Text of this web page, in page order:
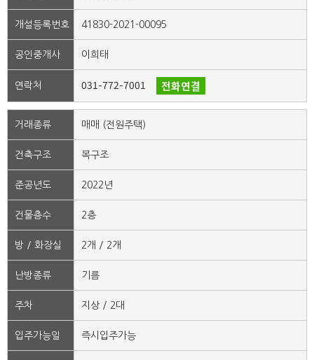
개설등록번호 41830-2021-00095
공인중개사 이희태
연락처 031-772-7001 전화연결
거래종류 매매 (전원주택)
건축구조 목구조
준공년도 2022년
건물층수 2층
방 / 화장실 2개 / 2개
난방종류 기름
주차 지상 / 2대
입주가능일 즉시입주가능